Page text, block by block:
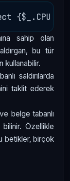
sahip olan
bu tür
kullanabilir.
saldırılarda
taklit ederek
belge tabanlı
Özellikle
betikler, birçok